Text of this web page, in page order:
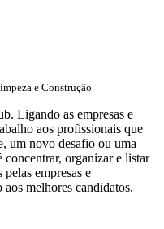
e Construção
Ligando as empresas e
aos profissionais que
um novo desafio ou uma
concentrar, organizar e listar
empresas e
melhores candidatos.